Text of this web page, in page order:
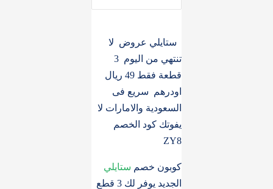
ستايلي عروض لا
تنتهي من اليوم 3
قطعة فقط 49 ريال
اودرهم سريع فى
السعودية والامارات لا
يفوتك كود الخصم
ZY8
كوبون خصم ستايلي
الجديد يوفر لك 3 قطع